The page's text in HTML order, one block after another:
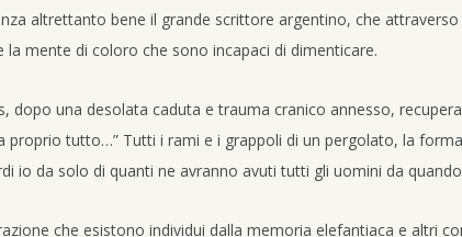
altrettanto bene il grande scrittore argentino, che
la mente di coloro che sono incapaci di dimenticare.
dopo una desolata caduta e trauma cranico annesso,
tutto…” Tutti i rami e i grappoli di un pergolato, la forma
io da solo di quanti ne avranno avuti tutti gli uomini da
che esistono individui dalla memoria elefantiaca e altri